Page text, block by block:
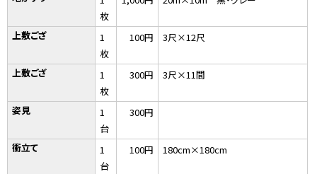
枚
上敷ござ
1
枚
100円 3尺×12尺
上敷ござ
1
枚
300円 3尺×11間
姿見
1
台
300円
衝立て
1
台
100円 180cm×180cm